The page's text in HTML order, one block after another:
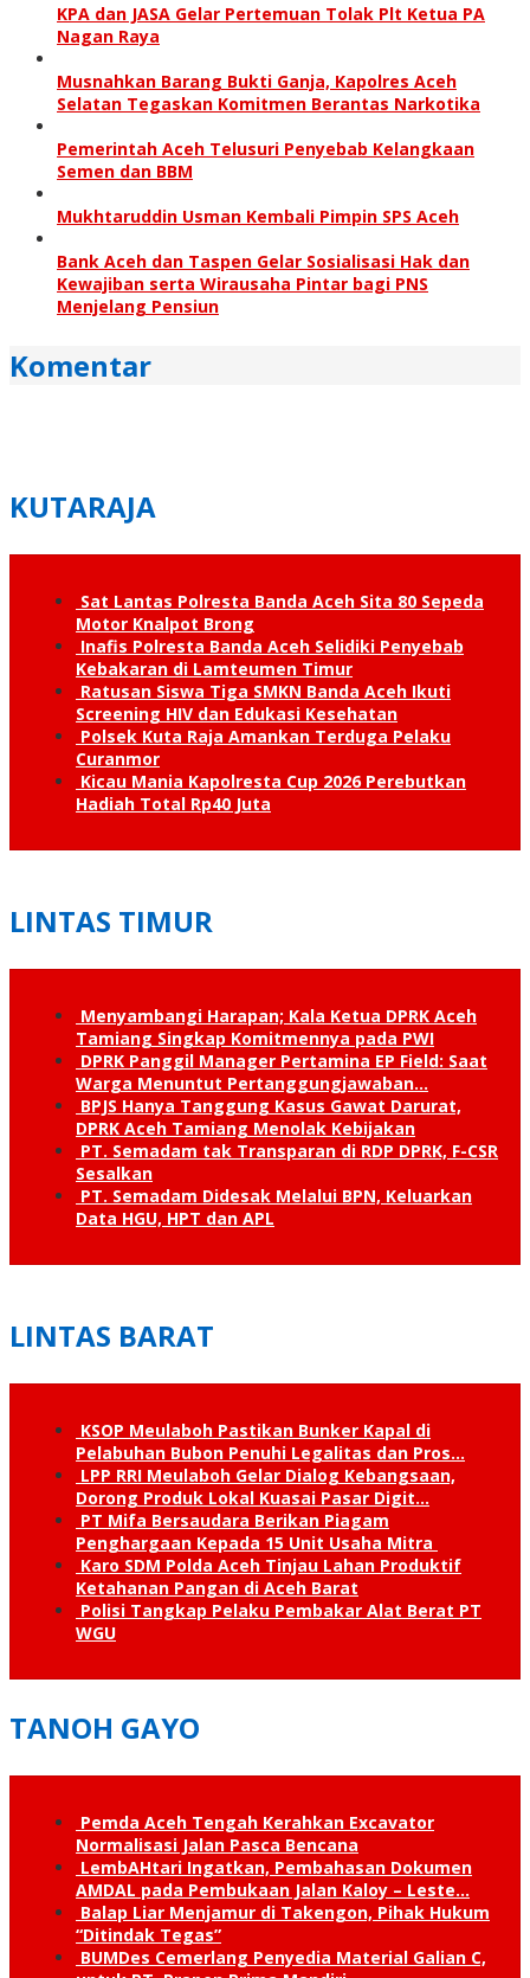
KPA dan JASA Gelar Pertemuan Tolak Plt Ketua PA
Nagan Raya
Musnahkan Barang Bukti Ganja, Kapolres Aceh
Selatan Tegaskan Komitmen Berantas Narkotika
Pemerintah Aceh Telusuri Penyebab Kelangkaan
Semen dan BBM
Mukhtaruddin Usman Kembali Pimpin SPS Aceh
Bank Aceh dan Taspen Gelar Sosialisasi Hak dan
Kewajiban serta Wirausaha Pintar bagi PNS
Menjelang Pensiun
Komentar
KUTARAJA
Sat Lantas Polresta Banda Aceh Sita 80 Sepeda
Motor Knalpot Brong
Inafis Polresta Banda Aceh Selidiki Penyebab
Kebakaran di Lamteumen Timur
Ratusan Siswa Tiga SMKN Banda Aceh Ikuti
Screening HIV dan Edukasi Kesehatan
Polsek Kuta Raja Amankan Terduga Pelaku
Curanmor
Kicau Mania Kapolresta Cup 2026 Perebutkan
Hadiah Total Rp40 Juta
LINTAS TIMUR
Menyambangi Harapan; Kala Ketua DPRK Aceh
Tamiang Singkap Komitmennya pada PWI
DPRK Panggil Manager Pertamina EP Field: Saat
Warga Menuntut Pertanggung­jawaban…
BPJS Hanya Tanggung Kasus Gawat Darurat,
DPRK Aceh Tamiang Menolak Kebijakan
PT. Semadam tak Transparan di RDP DPRK, F-CSR
Sesalkan
PT. Semadam Didesak Melalui BPN, Keluarkan
Data HGU, HPT dan APL
LINTAS BARAT
KSOP Meulaboh Pastikan Bunker Kapal di
Pelabuhan Bubon Penuhi Legalitas dan Pros…
LPP RRI Meulaboh Gelar Dialog Kebangsaan,
Dorong Produk Lokal Kuasai Pasar Digit…
PT Mifa Bersaudara Berikan Piagam
Penghargaan Kepada 15 Unit Usaha Mitra
Karo SDM Polda Aceh Tinjau Lahan Produktif
Ketahanan Pangan di Aceh Barat
Polisi Tangkap Pelaku Pembakar Alat Berat PT
WGU
TANOH GAYO
Pemda Aceh Tengah Kerahkan Excavator
Normalisasi Jalan Pasca Bencana
LembAHtari Ingatkan, Pembahasan Dokumen
AMDAL pada Pembukaan Jalan Kaloy – Leste…
Balap Liar Menjamur di Takengon, Pihak Hukum
“Ditindak Tegas”
BUMDes Cemerlang Penyedia Material Galian C,